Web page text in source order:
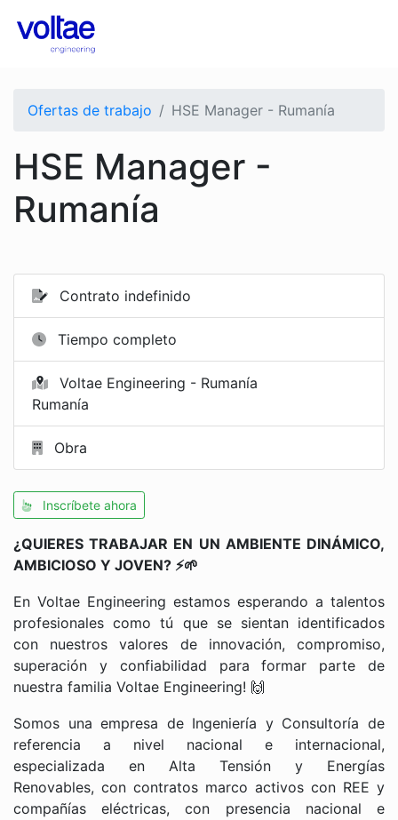
Ofertas de trabajo HSE Manager - Rumanía
HSE Manager -
Rumanía
Contrato indefinido
Tiempo completo
Voltae Engineering - Rumanía
Rumanía
Obra
Inscríbete ahora
¿QUIERES TRABAJAR EN UN AMBIENTE DINÁMICO,
AMBICIOSO Y JOVEN? ⚡🌱
En Voltae Engineering estamos esperando a talentos
profesionales como tú que se sientan identificados
con nuestros valores de innovación, compromiso,
superación y confiabilidad para formar parte de
nuestra familia Voltae Engineering! 🙌
Somos una empresa de Ingeniería y Consultoría de
referencia a nivel nacional e internacional,
especializada en Alta Tensión y Energías
Renovables, con contratos marco activos con REE y
compañías eléctricas, con presencia nacional e